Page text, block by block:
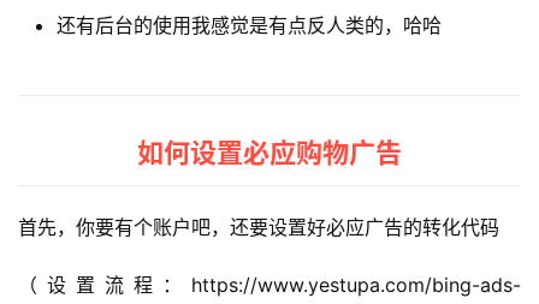
还有后台的使用我感觉是有点反人类的，哈哈
如何设置必应购物广告
首先，你要有个账户吧，还要设置好必应广告的转化代码
（设置流程：https://www.yestupa.com/bing-ads-